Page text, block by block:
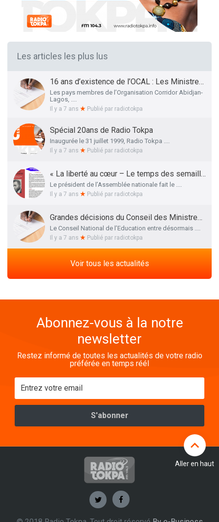
Les articles les plus lus
16 ans d’existence de l’OCAL : Les Ministres des Infrastructures et Transports et de la Santé présentent le bilan et les Perspectives
Les pays membres de l’Organisation Corridor Abidjan-
Lagos, ....
Il y a 7 ans Publié par radiotokpa
Spécial 20ans de Radio Tokpa
Inaugurée le 31 juillet 1999, Radio Tokpa ....
Il y a 7 ans Publié par radiotokpa
« La liberté au cœur – Le temps des semailles », l’essai autobiographique de Me Adrien HOUNGBEDJI rendu public
Le président de l’Assemblée nationale fait le ....
Il y a 7 ans Publié par radiotokpa
Grandes décisions du Conseil des Ministres de ce 27 Mars 2019 : La liste définitive des membres du Conseil National de l’Education dévoilée
Le Conseil National de l’Education entre désormais ....
Il y a 7 ans Publié par radiotokpa
Voir tous les actualités
Abonnez-vous à la notre
newsletter
Restez informé de toutes les actualités de votre radio
préférée en temps réél
Aller en haut